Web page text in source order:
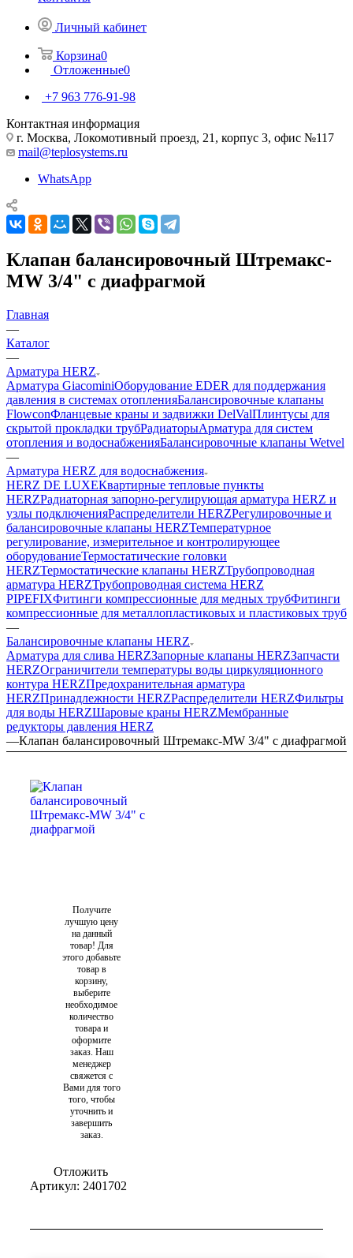
Личный кабинет
Корзина0
Отложенные0
+7 963 776-91-98
Контактная информация
г. Москва, Локомотивный проезд, 21, корпус 3, офис №117
mail@teplosystems.ru
WhatsApp
Клапан балансировочный Штремакс-
MW 3/4" с диафрагмой
Главная
—
Каталог
—
Арматура HERZ
Арматура GiacominiОборудование EDER для поддержания
давления в системах отопленияБалансировочные клапаны
FlowconФланцевые краны и задвижки DelValПлинтусы для
скрытой прокладки трубРадиаторыАрматура для систем
отопления и водоснабженияБалансировочные клапаны Wetvel
—
Арматура HERZ для водоснабжения
HERZ DE LUXEКвартирные тепловые пункты
HERZРадиаторная запорно-регулирующая арматура HERZ и
узлы подключенияРаспределители HERZРегулировочные и
балансировочные клапаны HERZТемпературное
регулирование, измерительное и контролирующее
оборудованиеТермостатические головки
HERZТермостатические клапаны HERZТрубопроводная
арматура HERZТрубопроводная система HERZ
PIPEFIXФитинги компрессионные для медных трубФитинги
компрессионные для металлопластиковых и пластиковых труб
—
Балансировочные клапаны HERZ
Арматура для слива HERZЗапорные клапаны HERZЗапчасти
HERZОграничители температуры воды циркуляционного
контура HERZПредохранительная арматура
HERZПринадлежности HERZРаспределители HERZФильтры
для воды HERZШаровые краны HERZМембранные
редукторы давления HERZ
—Клапан балансировочный Штремакс-MW 3/4" с диафрагмой
Получите
лучшую цену
на данный
товар! Для
этого добавьте
товар в
корзину,
выберите
необходимое
количество
товара и
оформите
заказ. Наш
менеджер
свяжется с
Вами для того
того, чтобы
уточнить и
завершить
заказ.
Отложить
Артикул: 2401702